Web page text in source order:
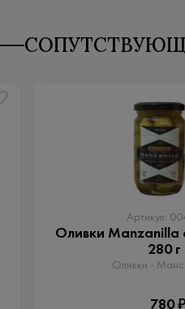
Артикул:
Оливки Manzanilla
280 г
Оливки -
780 ₽